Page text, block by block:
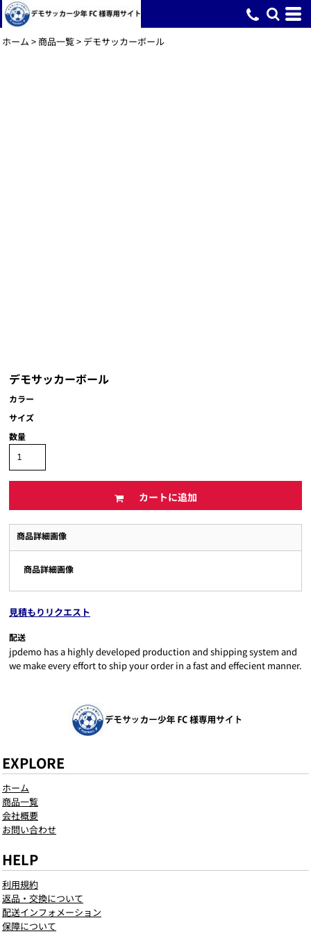
ホーム > 商品一覧> デモサッカーボール
デモサッカーボール
カラー
サイズ
数量
カートに追加
商品詳細画像
商品詳細画像
見積もりリクエスト
配送
jpdemo has a highly developed production and shipping system and
we make every effort to ship your order in a fast and effecient manner.
EXPLORE
ホーム
商品一覧
会社概要
お問い合わせ
HELP
利用規約
返品・交換について
配送インフォメーション
保障について